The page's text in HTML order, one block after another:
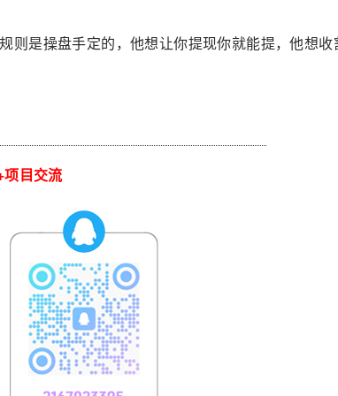
则是操盘手定的，他想让你提现你就能提，他想收
目交流